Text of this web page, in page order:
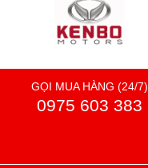
GỌI MUA HÀNG (24/7)
0975 603 383